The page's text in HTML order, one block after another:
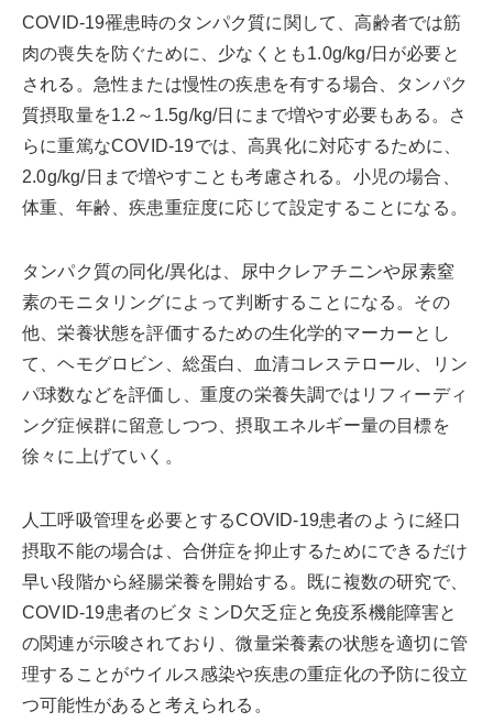
COVID-19罹患時のタンパク質に関して、高齢者では筋
肉の喪失を防ぐために、少なくとも1.0g/kg/日が必要と
される。急性または慢性の疾患を有する場合、タンパク
質摂取量を1.2～1.5g/kg/日にまで増やす必要もある。さ
らに重篤なCOVID-19では、高異化に対応するために、
2.0g/kg/日まで増やすことも考慮される。小児の場合、
体重、年齢、疾患重症度に応じて設定することになる。
タンパク質の同化/異化は、尿中クレアチニンや尿素窒
素のモニタリングによって判断することになる。その
他、栄養状態を評価するための生化学的マーカーとし
て、ヘモグロビン、総蛋白、血清コレステロール、リン
パ球数などを評価し、重度の栄養失調ではリフィーディ
ング症候群に留意しつつ、摂取エネルギー量の目標を
徐々に上げていく。
人工呼吸管理を必要とするCOVID-19患者のように経口
摂取不能の場合は、合併症を抑止するためにできるだけ
早い段階から経腸栄養を開始する。既に複数の研究で、
COVID-19患者のビタミンD欠乏症と免疫系機能障害と
の関連が示唆されており、微量栄養素の状態を適切に管
理することがウイルス感染や疾患の重症化の予防に役立
つ可能性があると考えられる。